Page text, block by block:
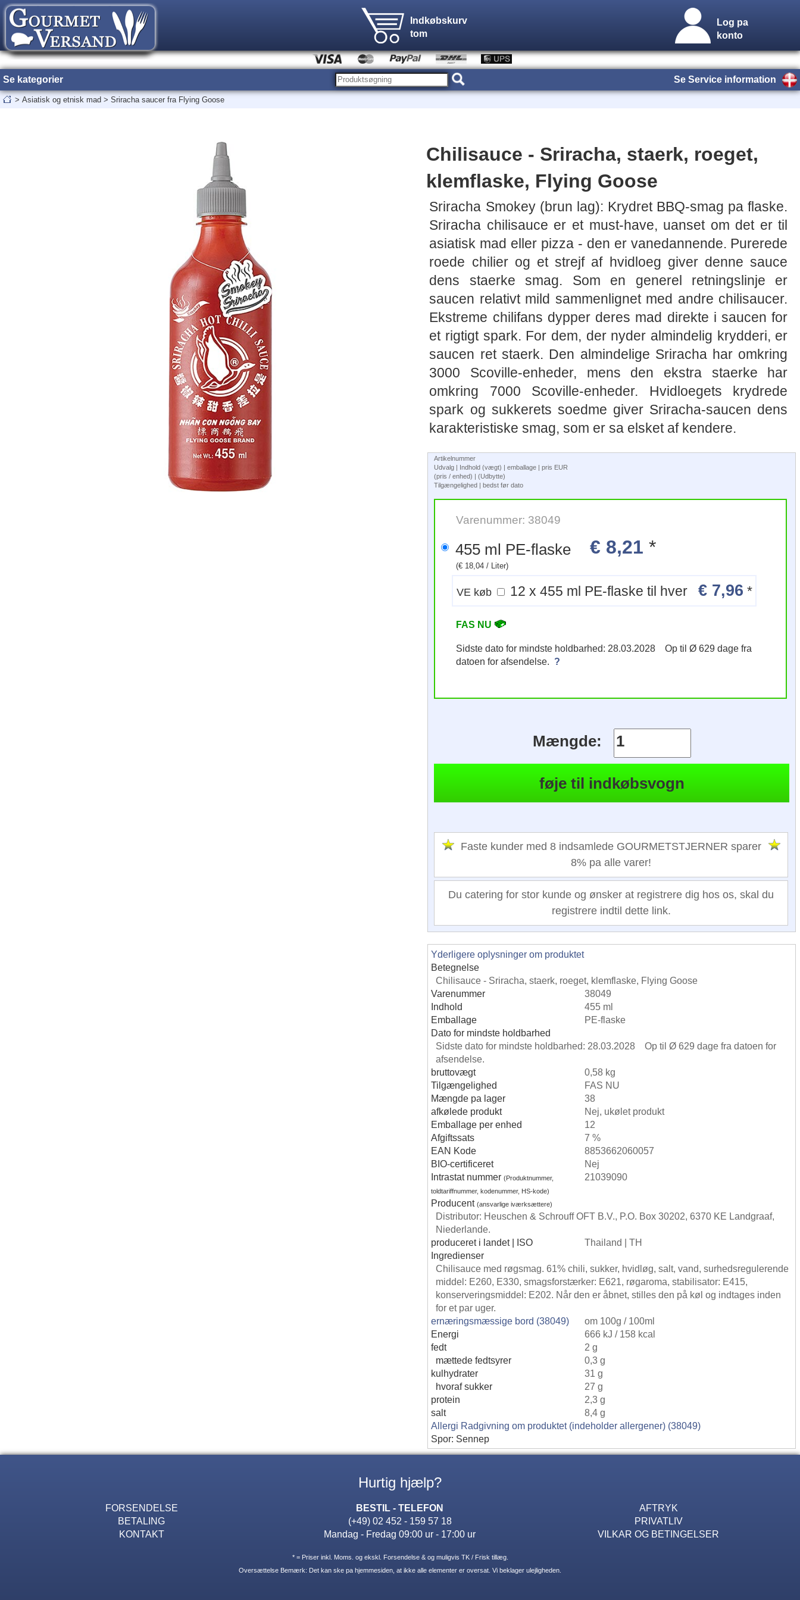
Indkøbskurv
tom
Log pa
konto
Se kategorier Se Service information
> Asiatisk og etnisk mad > Sriracha saucer fra Flying Goose
Chilisauce - Sriracha, staerk, roeget,
klemflaske, Flying Goose
Sriracha Smokey (brun lag): Krydret BBQ-smag pa flaske.
Sriracha chilisauce er et must-have, uanset om det er til
asiatisk mad eller pizza - den er vanedannende. Purerede
roede chilier og et strejf af hvidloeg giver denne sauce
dens staerke smag. Som en generel retningslinje er
saucen relativt mild sammenlignet med andre chilisaucer.
Ekstreme chilifans dypper deres mad direkte i saucen for
et rigtigt spark. For dem, der nyder almindelig krydderi, er
saucen ret staerk. Den almindelige Sriracha har omkring
3000 Scoville-enheder, mens den ekstra staerke har
omkring 7000 Scoville-enheder. Hvidloegets krydrede
spark og sukkerets soedme giver Sriracha-saucen dens
karakteristiske smag, som er sa elsket af kendere.
Artikelnummer
Udvalg | Indhold (vægt) | emballage | pris EUR
(pris / enhed) | (Udbytte)
Tilgængelighed | bedst før dato
Varenummer: 38049
455 ml PE-flaske € 8,21 *
(€ 18,04 / Liter)
VE køb 12 x 455 ml PE-flaske til hver € 7,96 *
FAS NU
Sidste dato for mindste holdbarhed: 28.03.2028 Op til Ø 629 dage fra
datoen for afsendelse. ?
Mængde:
Faste kunder med 8 indsamlede GOURMETSTJERNER sparer
8% pa alle varer!
Du catering for stor kunde og ønsker at registrere dig hos os, skal du
registrere indtil dette link.
Yderligere oplysninger om produktet
Betegnelse
Chilisauce - Sriracha, staerk, roeget, klemflaske, Flying Goose
Varenummer
38049
Indhold
455 ml
Emballage
PE-flaske
Dato for mindste holdbarhed
Sidste dato for mindste holdbarhed: 28.03.2028 Op til Ø 629 dage fra datoen for
afsendelse.
bruttovægt
0,58 kg
Tilgængelighed
FAS NU
Mængde pa lager
38
afkølede produkt
Nej, ukølet produkt
Emballage per enhed
12
Afgiftssats
7 %
EAN Kode
8853662060057
BIO-certificeret
Nej
Intrastat nummer(Produktnummer,
toldtariffnummer, kodenummer, HS-kode)
21039090
Producent(ansvarlige iværksættere)
Distributor: Heuschen & Schrouff OFT B.V., P.O. Box 30202, 6370 KE Landgraaf,
Niederlande.
produceret i landet | ISO
Thailand | TH
Ingredienser
Chilisauce med røgsmag. 61% chili, sukker, hvidløg, salt, vand, surhedsregulerende
middel: E260, E330, smagsforstærker: E621, røgaroma, stabilisator: E415,
konserveringsmiddel: E202. Når den er åbnet, stilles den på køl og indtages inden
for et par uger.
ernæringsmæssige bord (38049)
om 100g / 100ml
Energi
666 kJ / 158 kcal
fedt
2 g
mættede fedtsyrer
0,3 g
kulhydrater
31 g
hvoraf sukker
27 g
protein
2,3 g
salt
8,4 g
Allergi Radgivning om produktet (indeholder allergener) (38049)
Spor: Sennep
Hurtig hjælp?
FORSENDELSE
BETALING
KONTAKT
BESTIL - TELEFON
(+49) 02 452 - 159 57 18
Mandag - Fredag 09:00 ur - 17:00 ur
AFTRYK
PRIVATLIV
VILKAR OG BETINGELSER
* = Priser inkl. Moms. og ekskl. Forsendelse & og muligvis TK / Frisk tillæg.
Oversættelse Bemærk: Det kan ske pa hjemmesiden, at ikke alle elementer er oversat. Vi beklager ulejligheden.